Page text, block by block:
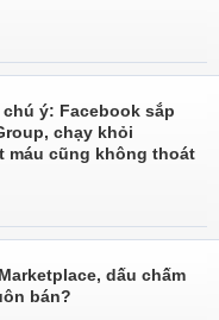
ý: Facebook sắp
chạy khỏi
máu cũng không thoát
dấu chấm
bán?